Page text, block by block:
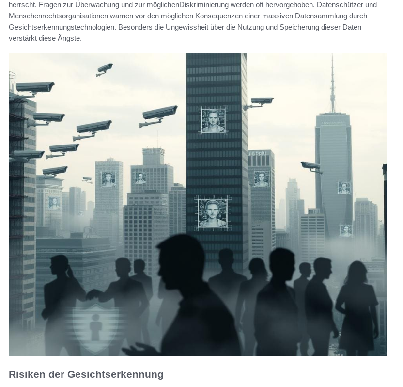
herrscht. Fragen zur Überwachung und zur möglichenDiskriminierung werden oft hervorgehoben. Datenschützer und
Menschenrechtsorganisationen warnen vor den möglichen Konsequenzen einer massiven Datensammlung durch
Gesichtserkennungstechnologien. Besonders die Ungewissheit über die Nutzung und Speicherung dieser Daten
verstärkt diese Ängste.
Risiken der Gesichtserkennung